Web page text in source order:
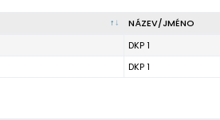
NÁZEV/JMÉNO
DKP 1
DKP 1